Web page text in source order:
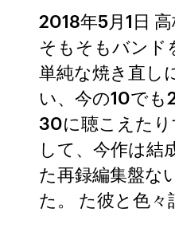
2018年5月1日
そもそもバンド
単純な焼き直し
い、今の10でも
30に聴こえた
して、今作は結
た再録編集盤な
た。 た彼と色々